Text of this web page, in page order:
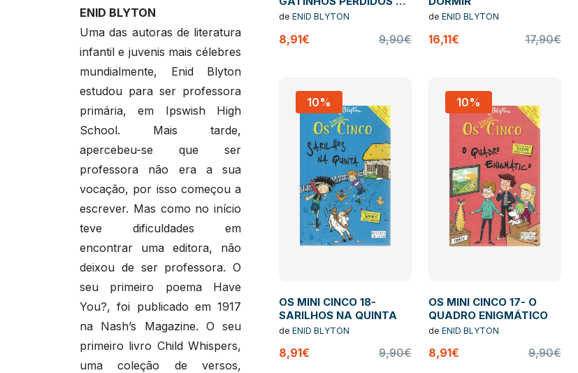
ENID BLYTON
Uma das autoras de literatura
infantil e juvenis mais célebres
mundialmente, Enid Blyton
estudou para ser professora
primária, em Ipswish High
School. Mais tarde,
apercebeu-se que ser
professora não era a sua
vocação, por isso começou a
escrever. Mas como no início
teve dificuldades em
encontrar uma editora, não
deixou de ser professora. O
seu primeiro poema Have
You?, foi publicado em 1917
na Nash’s Magazine. O seu
primeiro livro Child Whispers,
uma coleção de versos,
20
de ENID BLYTON
8,91€ 9,90€
de ENID BLYTON
16,11€ 17,90€
10%
OS MINI CINCO 18-
SARILHOS NA QUINTA
de ENID BLYTON
8,91€ 9,90€
10%
OS MINI CINCO 17- O
QUADRO ENIGMÁTICO
de ENID BLYTON
8,91€ 9,90€